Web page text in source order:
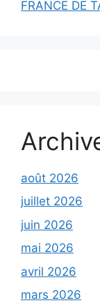
FRANCE DE
août 2026
juillet 2026
juin 2026
mai 2026
avril 2026
mars 2026